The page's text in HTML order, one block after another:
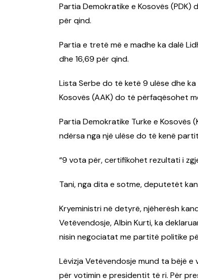
Partia Demokratike e Kosovës
për qind.
Partia e tretë më e madhe ka dalë
dhe 16,69 për qind.
Lista Serbe do të ketë 9 ulëse dhe
Kosovës (AAK) do të përfaqësohet
Partia Demokratike Turke e
ndërsa nga një ulëse do të kenë
“9 vota për, certifikohet rezultati i
Tani, nga dita e sotme, deputetët
Kryeministri në detyrë, njëherësh
Vetëvendosje, Albin Kurti, ka
nisin negociatat me partitë politike
Lëvizja Vetëvendosje mund ta bëjë
për votimin e presidentit të ri. Për